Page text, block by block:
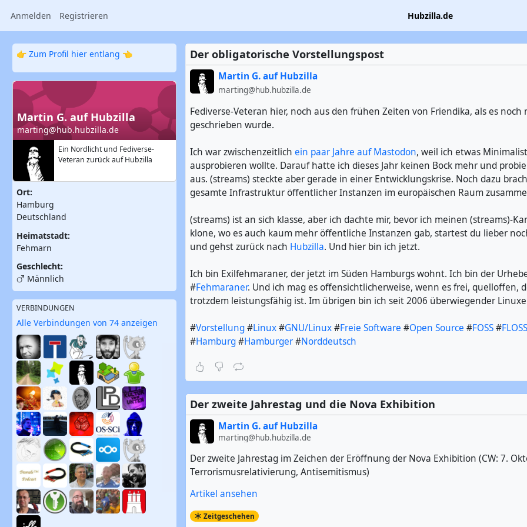
Anmelden Registrieren Hubzilla.de
👉 Zum Profil hier entlang 👈
Martin G. auf Hubzilla
marting@hub.hubzilla.de
Ein Nordlicht und Fediverse-
Veteran zurück auf Hubzilla
Ort:
Hamburg
Deutschland
Heimatstadt:
Fehmarn
Geschlecht:
Männlich
VERBINDUNGEN
Alle Verbindungen von 74 anzeigen
Der obligatorische Vorstellungspost
Martin G. auf Hubzilla
marting@hub.hubzilla.de
Fediverse-Veteran hier, noch aus den frühen Zeiten von Friendika, als es noch
geschrieben wurde.
Ich war zwischenzeitlich ein paar Jahre auf Mastodon, weil ich etwas
ausprobieren wollte. Darauf hatte ich dieses Jahr keinen Bock mehr und
aus. (streams) steckte aber gerade in einer Entwicklungskrise. Noch dazu
gesamte Infrastruktur öffentlicher Instanzen im europäischen Raum
(streams) ist an sich klasse, aber ich dachte mir, bevor ich meinen (streams)-
klone, wo es auch kaum mehr öffentliche Instanzen gab, startest du lieber
und gehst zurück nach Hubzilla. Und hier bin ich jetzt.
Ich bin Exilfehmaraner, der jetzt im Süden Hamburgs wohnt. Ich bin der
#Fehmaraner. Und ich mag es offensichtlicherweise, wenn es frei, quelloffen,
trotzdem leistungsfähig ist. Im übrigen bin ich seit 2006 überwiegender
#Vorstellung#Linux#GNU/Linux#Freie Software #Open Source #FOSS#FLOSS
#Hamburg#Hamburger#Norddeutsch
Der zweite Jahrestag und die Nova Exhibition
Martin G. auf Hubzilla
marting@hub.hubzilla.de
Der zweite Jahrestag im Zeichen der Eröffnung der Nova Exhibition (CW: 7.
Terrorismusrelativierung, Antisemitismus)
Artikel ansehen
Zeitgeschehen